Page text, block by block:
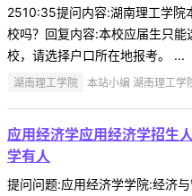
2510:35提问内容:湖南理工学院
校吗？回复内容:本校应届生只
校，请选择户口所在地报考。 ...
湖南理工学院 本站小编 湖南理工
应用经济学应用经济学招生
学有人
提问问题:应用经济学学院:经济